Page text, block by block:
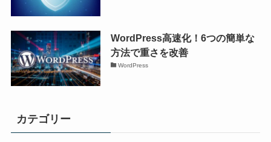
WordPress高速化！6つの簡単な
方法で重さを改善
WordPress
カテゴリー